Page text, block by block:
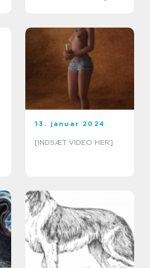
13. januar 2024
[INDSÆT VIDEO HER]